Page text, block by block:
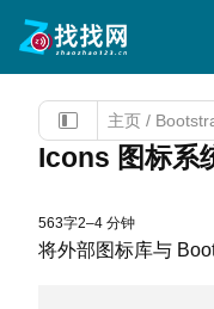
主页 /
Icons 图标系
563字2–4 分钟
将外部图标库与